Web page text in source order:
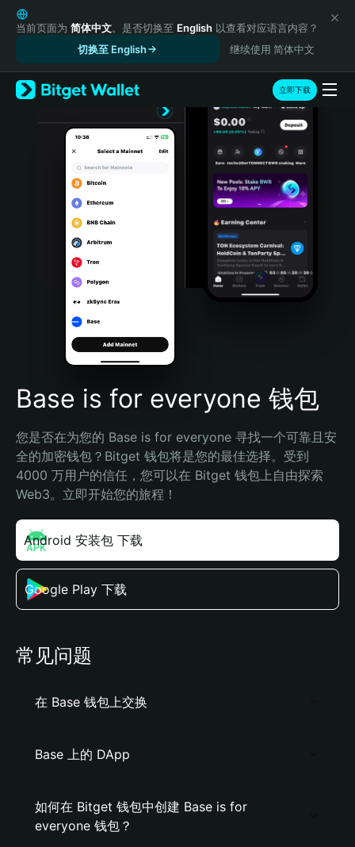
English
日本語
Русский
Español (Latinoamérica)
Türkçe
Português (Portugal)
Bahasa Indonesia
Português (Brasil)
Español (Argentina)
当前页面为 简体中文。是否切换至 English 以查看对应语言内容？
切换至 English
继续使用 简体中文
立即下载
Base is for everyone 钱包
您是否在为您的 Base is for everyone 寻找一个可靠且安
全的加密钱包？Bitget 钱包将是您的最佳选择。受到
4000 万用户的信任，您可以在 Bitget 钱包上自由探索
Web3。立即开始您的旅程！
Android 安装包 下载
Google Play 下载
常见问题
在 Base 钱包上交换
Base 上的 DApp
如何在 Bitget 钱包中创建 Base is for
everyone 钱包？